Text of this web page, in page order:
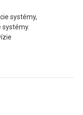
systémy,